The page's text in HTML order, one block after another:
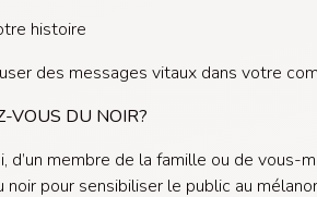
histoire
des messages vitaux dans votre
VOUS DU NOIR?
d’un membre de la famille ou de vous-
pour sensibiliser le public au